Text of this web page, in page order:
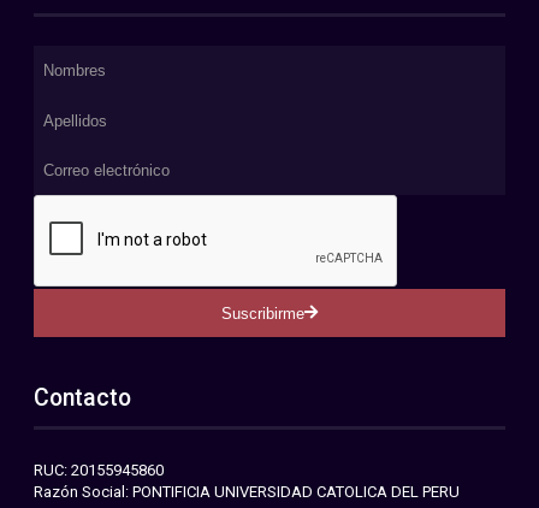
Suscribirme
Contacto
RUC: 20155945860
Razón Social: PONTIFICIA UNIVERSIDAD CATOLICA DEL PERU